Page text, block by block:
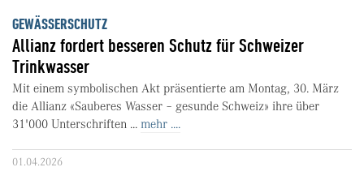
GEWÄSSERSCHUTZ
Allianz fordert besseren Schutz für Schweizer
Trinkwasser
Mit einem symbolischen Akt präsentierte am Montag, 30. März
die Allianz «Sauberes Wasser – gesunde Schweiz» ihre über
31'000 Unterschriften ... mehr ....
01.04.2026